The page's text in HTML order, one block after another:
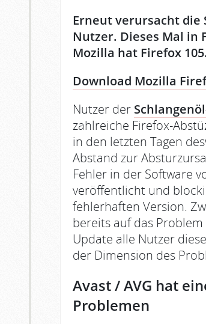
Erneut verursacht die
Nutzer. Dieses Mal in
Mozilla hat Firefox
Download Mozilla
Nutzer der
zahlreiche Firefox-
in den letzten Tagen
Abstand zur
Fehler in der Software
veröffentlicht und
fehlerhaften Version.
bereits auf das
Update alle Nutzer
der Dimension des
Avast / AVG hat
Problemen